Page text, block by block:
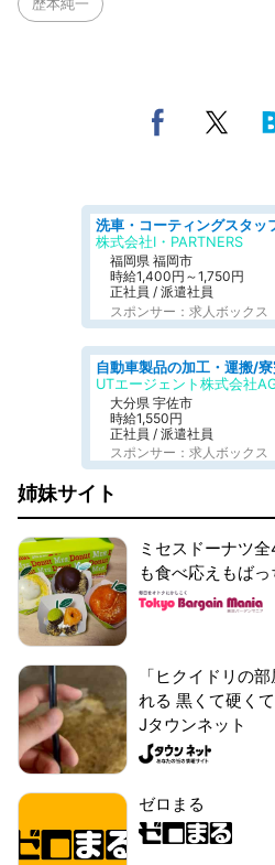
洗車・コーティングスタッ
株式会社I・PARTNERS
福岡県 福岡市
時給1,400円～1,750円
正社員 / 派遣社員
スポンサー：求人ボックス
大分県 宇佐市
時給1,550円
正社員 / 派遣社員
スポンサー：求人ボックス
姉妹サイト
ミセスドーナツ
も食べ応えもばっ
「ヒクイドリの
れる 黒くて硬く
Jタウンネット
ゼロまる